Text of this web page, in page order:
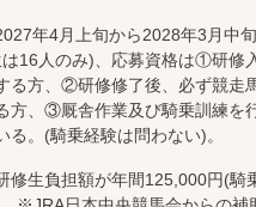
年4月上旬から2028年3月中
16人のみ)、応募資格は①研修
る方、②研修修了後、必ず競走
方、③厩舎作業及び騎乗訓練を
る。(騎乗経験は問わない)。
修生負担額が年間125,000円(騎